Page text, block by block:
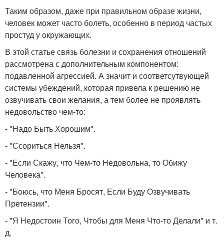
Таким образом, даже при правильном образе жизни,
человек может часто болеть, особенно в период частых
простуд у окружающих.
В этой статье связь болезни и сохранения отношений
рассмотрена с дополнительным компонентом:
подавленной агрессией. А значит и соответсутвующей
системы убеждений, которая привела к решению не
озвучивать свои желания, а тем более не проявлять
недовольство чем-то:
- "Надо Быть Хорошим".
- "Ссориться Нельзя".
- "Если Скажу, что Чем-то Недовольна, то Обижу
Человека".
- "Боюсь, что Меня Бросят, Если Буду Озвучивать
Претензии".
- "Я Недостоин Того, Чтобы для Меня Что-то Делали" и т.
д.